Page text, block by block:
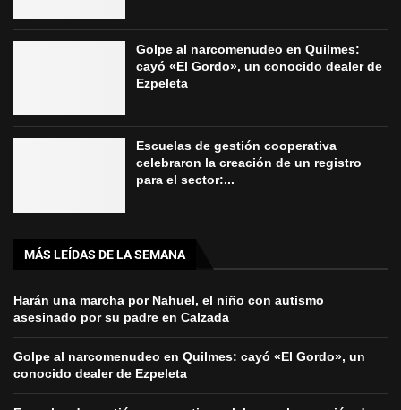
Golpe al narcomenudeo en Quilmes:
cayó «El Gordo», un conocido dealer de
Ezpeleta
Escuelas de gestión cooperativa
celebraron la creación de un registro
para el sector:...
MÁS LEÍDAS DE LA SEMANA
Harán una marcha por Nahuel, el niño con autismo
asesinado por su padre en Calzada
Golpe al narcomenudeo en Quilmes: cayó «El Gordo», un
conocido dealer de Ezpeleta